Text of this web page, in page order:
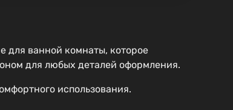
для ванной комнаты, которое
для любых деталей оформления.
использования.